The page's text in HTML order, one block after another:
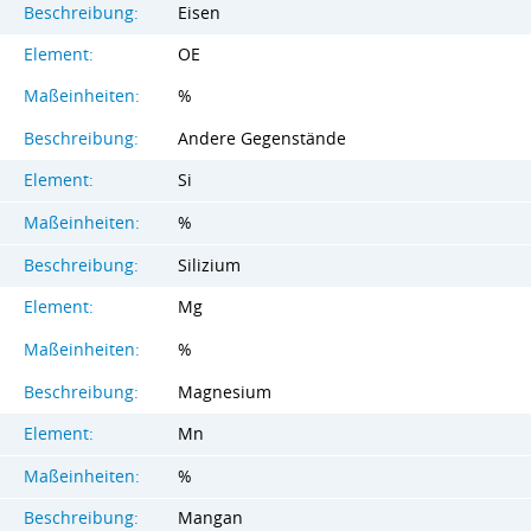
Beschreibung:
Eisen
Element:
OE
Maßeinheiten:
%
Beschreibung:
Andere Gegenstände
Element:
Si
Maßeinheiten:
%
Beschreibung:
Silizium
Element:
Mg
Maßeinheiten:
%
Beschreibung:
Magnesium
Element:
Mn
Maßeinheiten:
%
Beschreibung:
Mangan